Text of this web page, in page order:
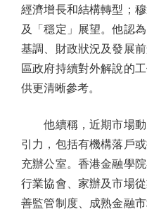
經濟增長和結構轉型；
及「穩定」展望。他認
基調、財政狀況及發展
區政府持續對外解說的
供更清晰參考。
他續稱，近期市場動
引力，包括有機構落戶
充辦公室。香港金融學
行業協會、家辦及市場
善監管制度、成熟金融